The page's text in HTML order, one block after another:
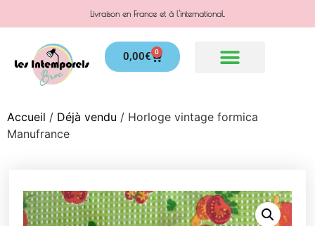
Livraison en France et à l'international.
0,00€ 0
Accueil / Déjà vendu / Horloge vintage formica
Manufrance